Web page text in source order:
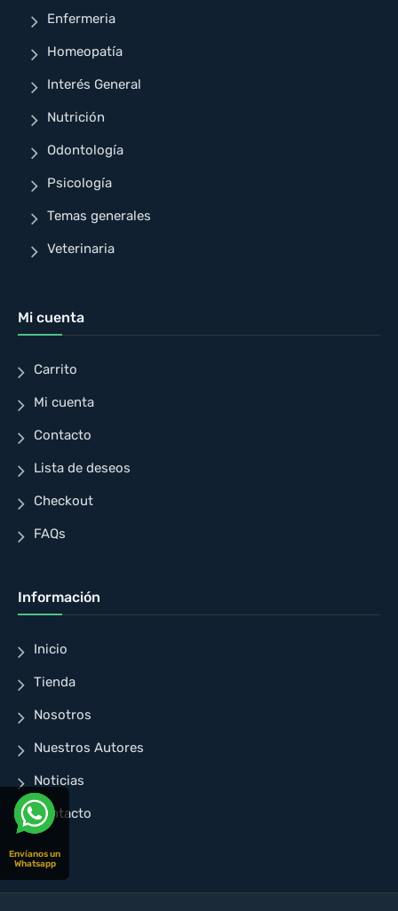
Enfermeria
Homeopatía
Interés General
Nutrición
Odontología
Psicología
Temas generales
Veterinaria
Mi cuenta
Carrito
Mi cuenta
Contacto
Lista de deseos
Checkout
FAQs
Información
Inicio
Tienda
Nosotros
Nuestros Autores
Noticias
Contacto
Envíanos un
Whatsapp